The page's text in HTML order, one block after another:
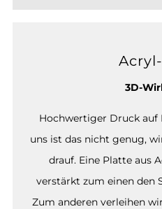
3D-
Hochwertiger Druck auf
uns ist das nicht genug,
drauf. Eine Platte aus
verstärkt zum einen den
Zum anderen verleihen